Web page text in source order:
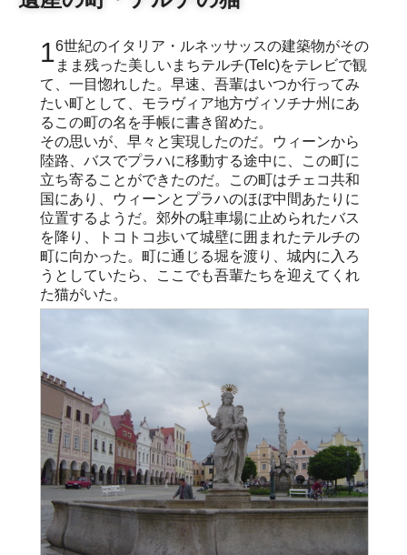
16世紀のイタリア・ルネッサッスの建築物がその まま残った美しいまちテルチ(Telc)をテレビで観
て、一目惚れした。早速、吾輩はいつか行ってみ
たい町として、モラヴィア地方ヴィソチナ州にあ
るこの町の名を手帳に書き留めた。
その思いが、早々と実現したのだ。ウィーンから
陸路、バスでプラハに移動する途中に、この町に
立ち寄ることができたのだ。この町はチェコ共和
国にあり、ウィーンとプラハのほぼ中間あたりに
位置するようだ。郊外の駐車場に止められたバス
を降り、トコトコ歩いて城壁に囲まれたテルチの
町に向かった。町に通じる堀を渡り、城内に入ろ
うとしていたら、ここでも吾輩たちを迎えてくれ
た猫がいた。